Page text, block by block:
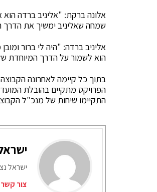
שמחה שאליניב ימשיך את הדרך
אליניב ברדה: "היה לי ברור
הוא לשמור על הדרך המיוחדת
בתוך כל קיימה לאחרונה
הפרויקט מתקיים בהובלת
התקיימו שיחות של מנכ"ל
ישראל
צור